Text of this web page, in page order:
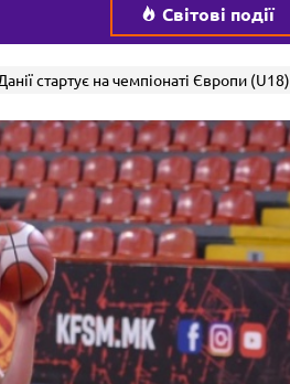
Світові події
стартує на чемпіонаті Європи (U18)